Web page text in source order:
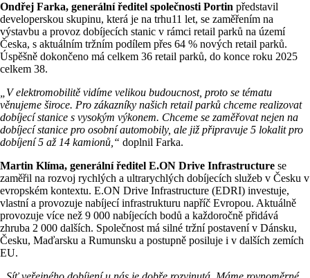
Ondřej Farka, generální ředitel společnosti Portin představil
developerskou skupinu, která je na trhu11 let, se zaměřením na
výstavbu a provoz dobíjecích stanic v rámci retail parků na území
Česka, s aktuálním tržním podílem přes 64 % nových retail parků.
Úspěšně dokončeno má celkem 36 retail parků, do konce roku 2025
celkem 38.
„V elektromobilitě vidíme velikou budoucnost, proto se tématu
věnujeme široce. Pro zákazníky našich retail parků chceme realizovat
dobíjecí stanice s vysokým výkonem. Chceme se zaměřovat nejen na
dobíjecí stanice pro osobní automobily, ale již připravuje 5 lokalit pro
dobíjení 5 až 14 kamionů,“ doplnil Farka.
Martin Klíma, generální ředitel E.ON Drive Infrastructure se
zaměřil na rozvoj rychlých a ultrarychlých dobíjecích služeb v Česku v
evropském kontextu. E.ON Drive Infrastructure (EDRI) investuje,
vlastní a provozuje nabíjecí infrastrukturu napříč Evropou. Aktuálně
provozuje více než 9 000 nabíjecích bodů a každoročně přidává
zhruba 2 000 dalších. Společnost má silné tržní postavení v Dánsku,
Česku, Maďarsku a Rumunsku a postupně posiluje i v dalších zemích
EU.